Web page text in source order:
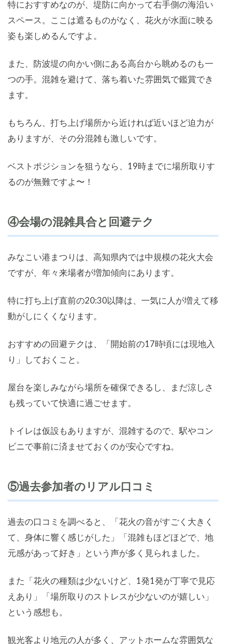
特におすすめなのが、堤防に向かって右手側の海沿い
スペース。ここは遮るものがなく、花火が水面に映る
姿も楽しめるんですよ。
また、防波堤の向かい側にある高台から眺めるのも一
つの手。混雑を避けて、落ち着いた雰囲気で鑑賞でき
ます。
もちろん、打ち上げ場所から近ければ近いほど迫力が
ありますが、その分混雑も激しいです。
ベストポジションを狙うなら、19時までに場所取りす
るのが無難ですよ〜！
④会場の混雑具合と回避テク
みなこい港まつりは、高知県内では中規模の花火大会
ですが、年々来場者が増加傾向にあります。
特に打ち上げ直前の20:30以降は、一気に人が増えて移
動がしにくくなります。
おすすめの回避テクは、「開始前の17時頃には現地入
り」しておくこと。
屋台を楽しみながら場所を確保できるし、まだ涼しさ
も残っていて快適に過ごせます。
トイレは仮設もありますが、混雑するので、駅やコン
ビニで事前に済ませておくのが安心ですね。
⑤過去参加者のリアル口コミ
過去の口コミを調べると、「花火の音がすごく大きく
て、身体に響く感じがした」「混雑もほどほどで、地
元感があって好き」という声が多く見られました。
また「花火の種類は少ないけど、1発1発が丁寧で見応
えあり」「場所取りのストレスが少ないのが嬉しい」
という感想も。
観光客より地元の人が多く、アットホームな雰囲気な